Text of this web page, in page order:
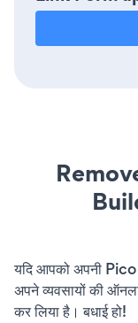
यदि आपको अपनी
अपने व्यवसायों की
कर लिया है। बधाई हो!